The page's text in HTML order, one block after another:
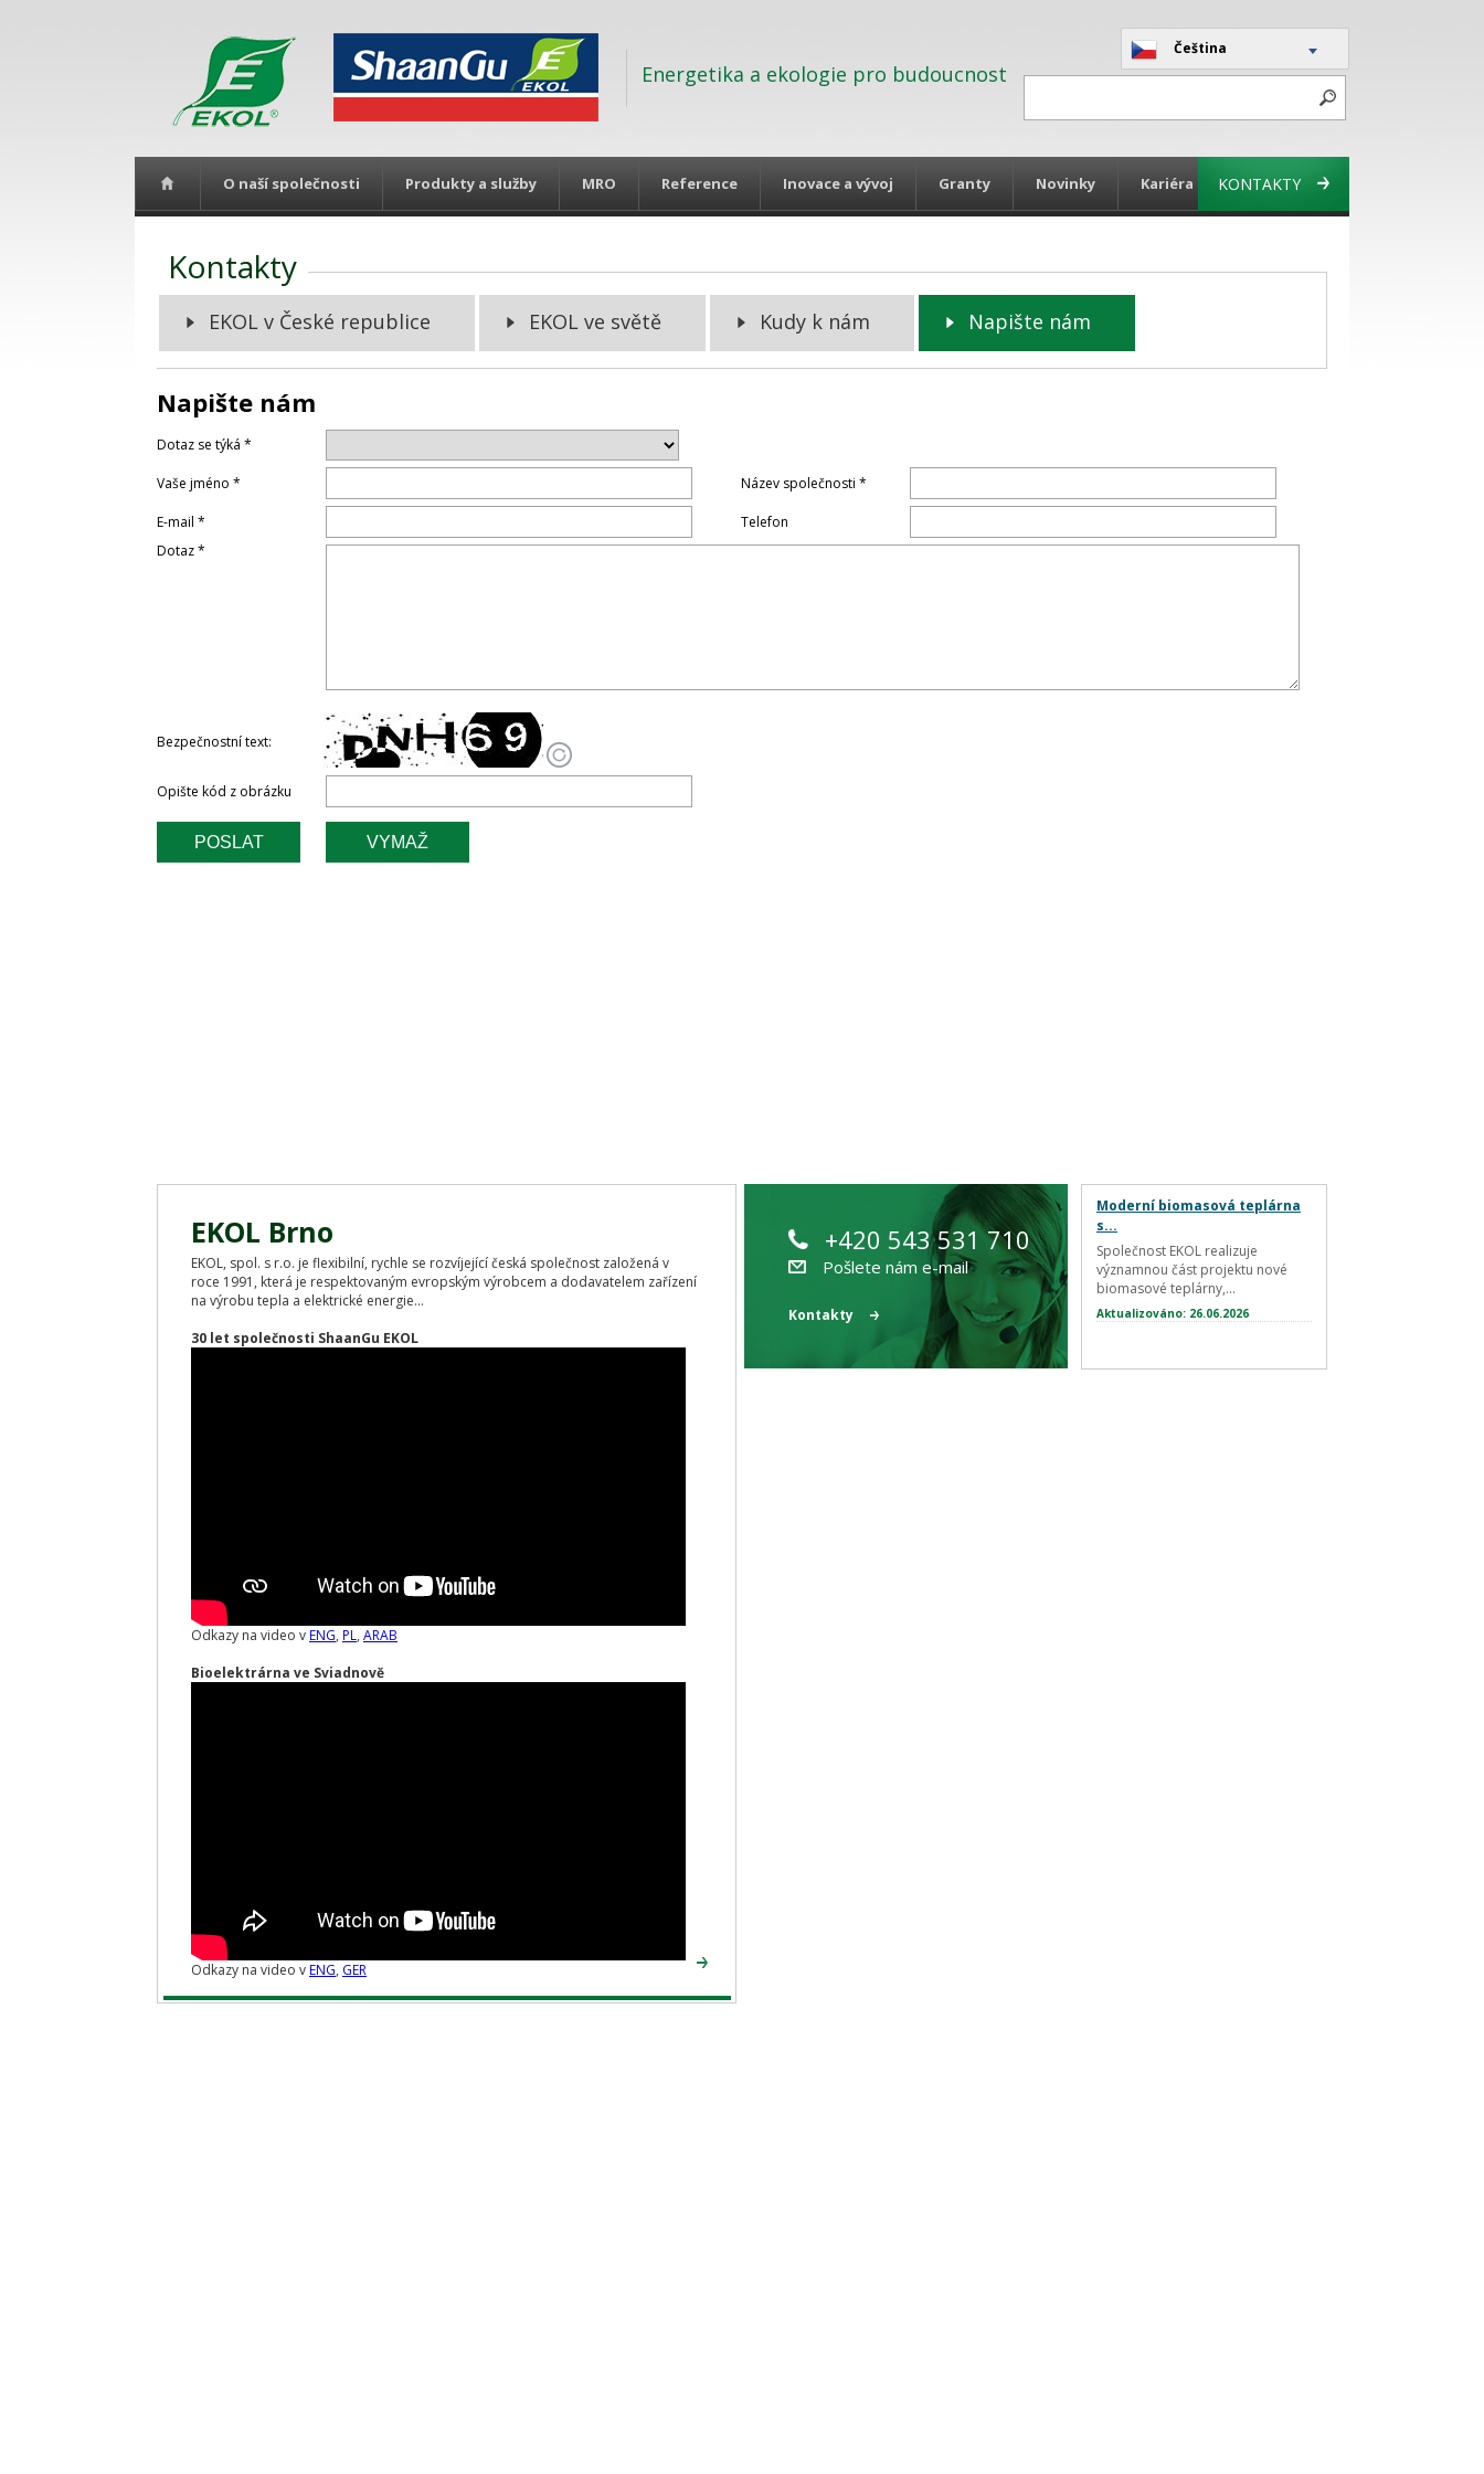
Energetika a ekologie pro budoucnost
Čeština
O naší společnosti Produkty a služby MRO Reference Inovace a vývoj Granty Novinky Kariéra KONTAKTY
Kontakty
EKOL v České republice EKOL ve světě Kudy k nám Napište nám
Napište nám
Dotaz se týká *
Vaše jméno * Název společnosti *
E-mail *
Telefon
Dotaz *
Bezpečnostní text:
Opište kód z obrázku
EKOL Brno
EKOL, spol. s r.o. je flexibilní, rychle se rozvíjející česká společnost založená v
roce 1991, která je respektovaným evropským výrobcem a dodavatelem zařízení
na výrobu tepla a elektrické energie...
30 let společnosti ShaanGu EKOL
Odkazy na video vENG, PL, ARAB
Bioelektrárna ve Sviadnově
Odkazy na video vENG, GER
+420 543 531 710
Pošlete nám e-mail
Kontakty
Moderní biomasová teplárna
s...
Společnost EKOL realizuje
významnou část projektu nové
biomasové teplárny,...
Aktualizováno: 26.06.2026